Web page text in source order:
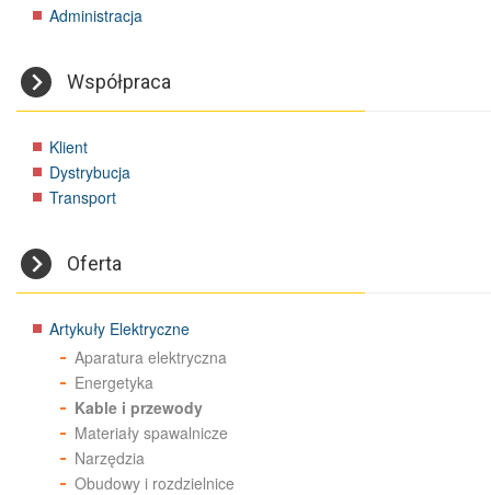
Administracja
Współpraca
Klient
Dystrybucja
Transport
Oferta
Artykuły Elektryczne
Aparatura elektryczna
Energetyka
Kable i przewody
Materiały spawalnicze
Narzędzia
Obudowy i rozdzielnice